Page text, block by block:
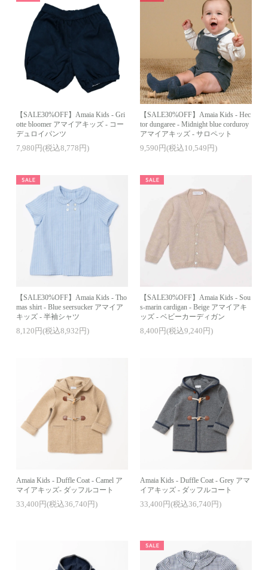
【SALE30%OFF】Amaia Kids - Gri
otte bloomer アマイアキッズ - コー
デュロイパンツ
7,980円(税込8,778円)
【SALE30%OFF】Amaia Kids - Hec
tor dungaree - Midnight blue corduroy
アマイアキッズ - サロペット
9,590円(税込10,549円)
【SALE30%OFF】Amaia Kids - Tho
mas shirt - Blue seersucker アマイア
キッズ - 半袖シャツ
8,120円(税込8,932円)
【SALE30%OFF】Amaia Kids - Sou
s-marin cardigan - Beige アマイアキ
ッズ - ベビーカーディガン
8,400円(税込9,240円)
Amaia Kids - Duffle Coat - Camel ア
マイアキッズ- ダッフルコート
33,400円(税込36,740円)
Amaia Kids - Duffle Coat - Grey アマ
イアキッズ - ダッフルコート
33,400円(税込36,740円)